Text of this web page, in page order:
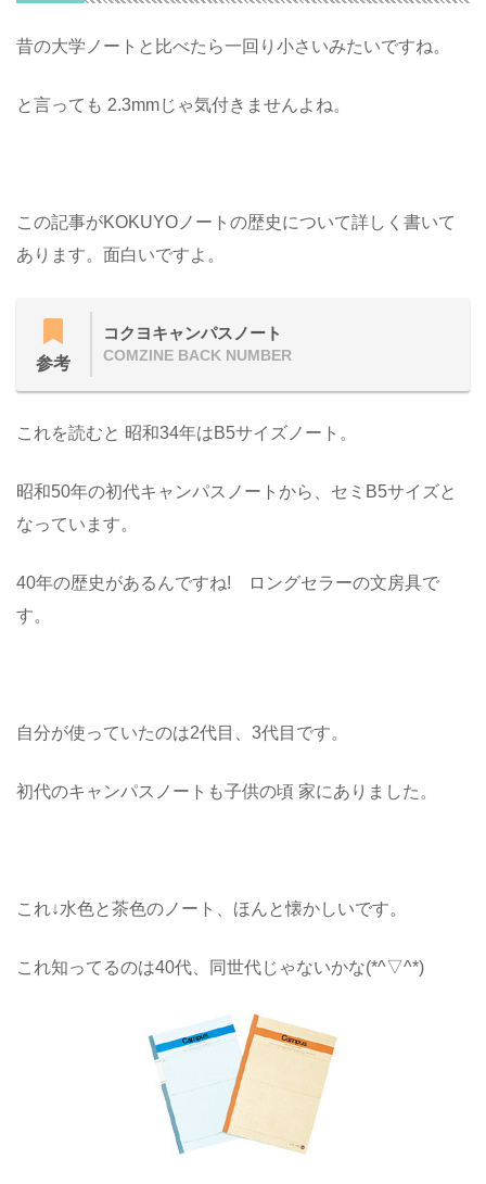
昔の大学ノートと比べたら一回り小さいみたいですね。
と言っても 2.3mmじゃ気付きませんよね。
この記事がKOKUYOノートの歴史について詳しく書いて
あります。面白いですよ。
参考
コクヨキャンパスノート
COMZINE BACK NUMBER
これを読むと 昭和34年はB5サイズノート。
昭和50年の初代キャンパスノートから、セミB5サイズと
なっています。
40年の歴史があるんですね! ロングセラーの文房具で
す。
自分が使っていたのは2代目、3代目です。
初代のキャンパスノートも子供の頃 家にありました。
これ↓水色と茶色のノート、ほんと懐かしいです。
これ知ってるのは40代、同世代じゃないかな(*^▽^*)